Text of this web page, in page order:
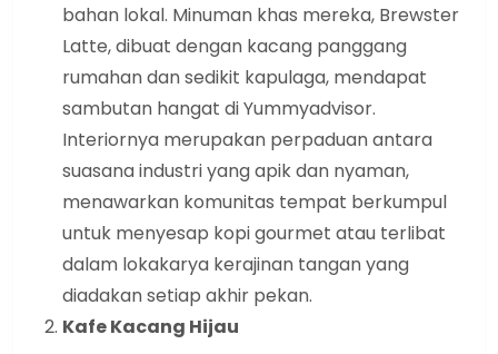
bahan lokal. Minuman khas mereka, Brewster
Latte, dibuat dengan kacang panggang
rumahan dan sedikit kapulaga, mendapat
sambutan hangat di Yummyadvisor.
Interiornya merupakan perpaduan antara
suasana industri yang apik dan nyaman,
menawarkan komunitas tempat berkumpul
untuk menyesap kopi gourmet atau terlibat
dalam lokakarya kerajinan tangan yang
diadakan setiap akhir pekan.
Kafe Kacang Hijau